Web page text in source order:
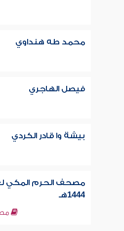
محمد طه هنداوي
فيصل الهاجري
بيشة وا قادر الكردي
مصحف الحرم المكي
1444هـ